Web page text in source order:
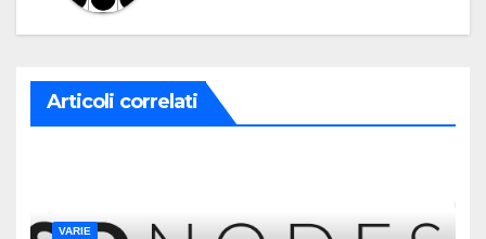
Articoli correlati
VARIE